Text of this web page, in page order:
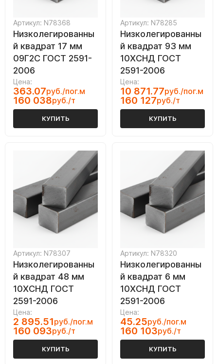
Артикул: N78368
Низколегированны
й квадрат 17 мм
09Г2С ГОСТ 2591-
2006
Цена:
363.07руб./пог.м
160 038руб./т
КУПИТЬ
Артикул: N78285
Низколегированны
й квадрат 93 мм
10ХСНД ГОСТ
2591-2006
Цена:
10 871.77руб./пог.м
160 127руб./т
КУПИТЬ
Артикул: N78307
Низколегированны
й квадрат 48 мм
10ХСНД ГОСТ
2591-2006
Цена:
2 895.51руб./пог.м
160 093руб./т
КУПИТЬ
Артикул: N78320
Низколегированны
й квадрат 6 мм
10ХСНД ГОСТ
2591-2006
Цена:
45.25руб./пог.м
160 103руб./т
КУПИТЬ